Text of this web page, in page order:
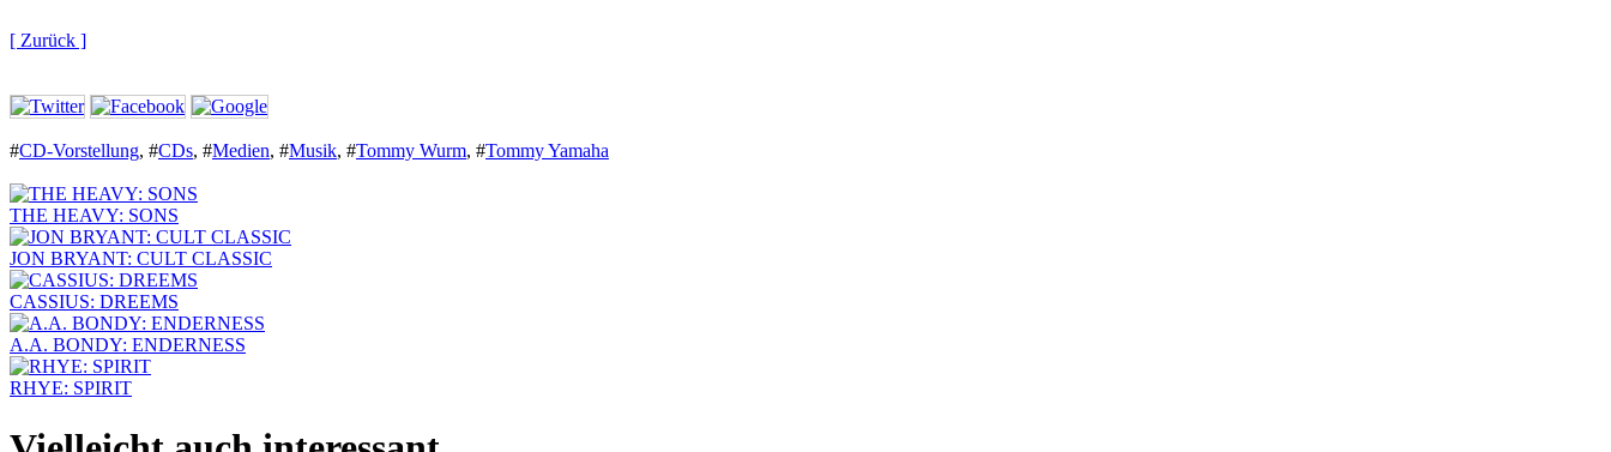
[ Zurück ]
#CD-Vorstellung, #CDs, #Medien, #Musik, #Tommy Wurm, #Tommy Yamaha
THE HEAVY: SONS
JON BRYANT: CULT CLASSIC
CASSIUS: DREEMS
A.A. BONDY: ENDERNESS
RHYE: SPIRIT